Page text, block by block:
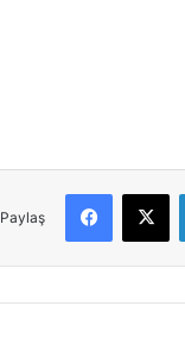
Paylaş
Facebook
X